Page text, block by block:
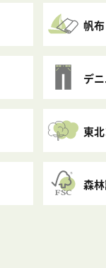
帆
デ
東
森